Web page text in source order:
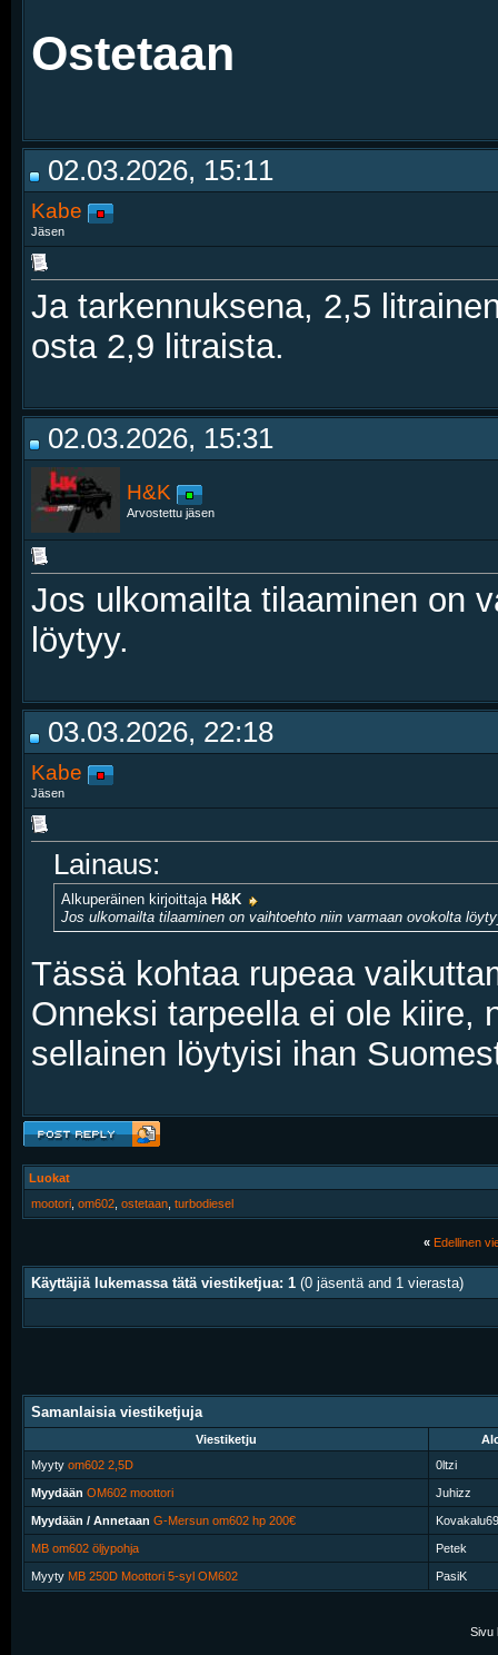
Ostetaan
02.03.2026, 15:11
Kabe
Jäsen
Ja tarkennuksena, 2,5
osta 2,9 litraista.
02.03.2026, 15:31
H&K
Arvostettu jäsen
Jos ulkomailta tilaaminen on
löytyy.
03.03.2026, 22:18
Kabe
Jäsen
Lainaus:
Alkuperäinen kirjoittaja H&K
Jos ulkomailta tilaaminen on vaihtoehto niin varmaan ovokolta
Tässä kohtaa rupeaa
Onneksi tarpeella ei ole kiire,
sellainen löytyisi ihan
Luokat
mootori om602 ostetaan turbodiesel
« Edellinen
Käyttäjiä lukemassa tätä viestiketjua: 1 (0 jäsentä and 1 vierasta)
Samanlaisia viestiketjuja
Viestiketju
Myyty om602 2,5D 0ltzi
Myydään OM602 moottori Juhizz
Myydään / Annetaan G-Mersun om602 hp 200€ Kovakalu69
MB om602 öljypohja Petek
Myyty MB 250D Moottori 5-syl OM602 PasiK
Sivu